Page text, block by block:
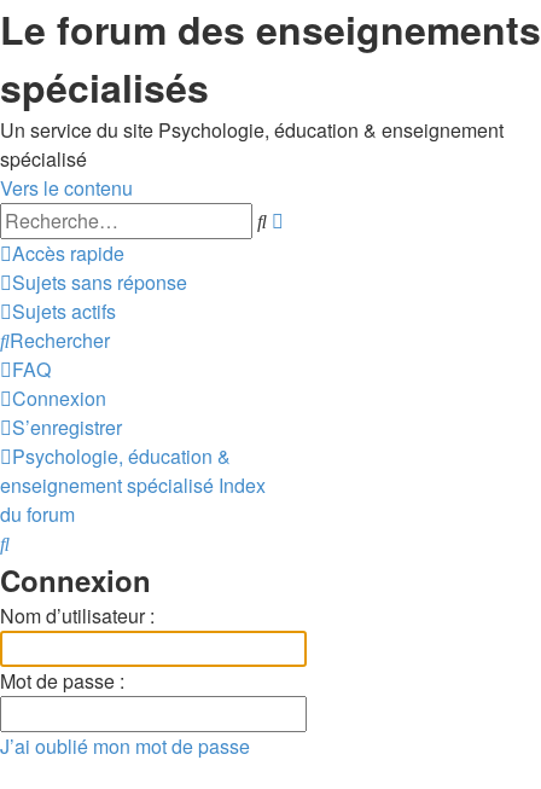
Le forum des enseignements
spécialisés
Un service du site Psychologie, éducation & enseignement
spécialisé
Vers le contenu
Rechercher
Accès rapide
Sujets sans réponse
Sujets actifs
Rechercher
FAQ
Connexion
S’enregistrer
Psychologie, éducation &
enseignement spécialisé Index
du forum
Rechercher
Connexion
Nom d’utilisateur :
Mot de passe :
J’ai oublié mon mot de passe